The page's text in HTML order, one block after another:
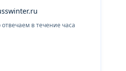
в течение часа